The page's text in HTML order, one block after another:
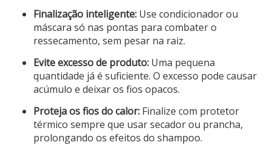
Finalização inteligente: Use condicionador ou
máscara só nas pontas para combater o
ressecamento, sem pesar na raiz.
Evite excesso de produto: Uma pequena
quantidade já é suficiente. O excesso pode causar
acúmulo e deixar os fios opacos.
Proteja os fios do calor: Finalize com protetor
térmico sempre que usar secador ou prancha,
prolongando os efeitos do shampoo.